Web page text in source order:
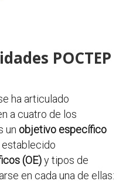
POCTEP
ha articulado
a cuatro de los
un objetivo específico
establecido
(OE)y tipos de
en cada una de ellas: